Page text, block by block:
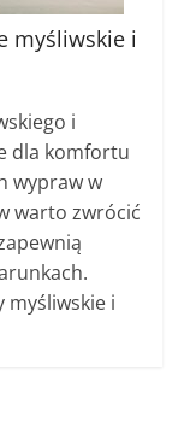
myśliwskie i
i
dla komfortu
wypraw w
warto zwrócić
myśliwskie i